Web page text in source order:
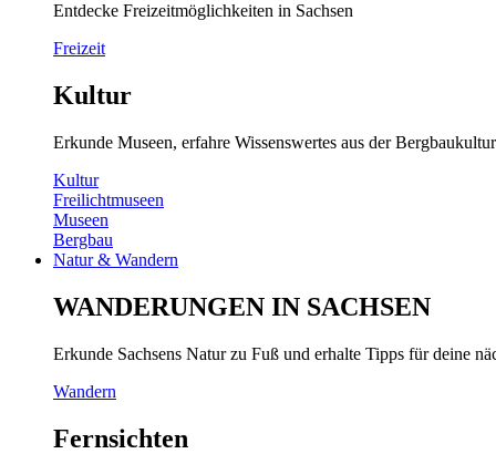
Entdecke Freizeitmöglichkeiten in Sachsen
Freizeit
Kultur
Erkunde Museen, erfahre Wissenswertes aus der
Kultur
Freilichtmuseen
Museen
Bergbau
Natur & Wandern
WANDERUNGEN IN SACHSEN
Erkunde Sachsens Natur zu Fuß und erhalte Tipps für deine
Wandern
Fernsichten